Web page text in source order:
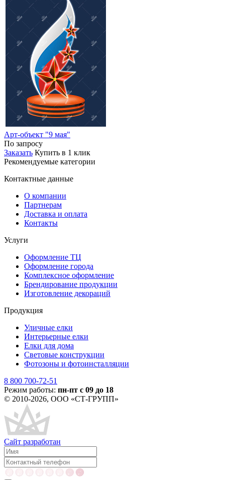
Арт-объект "9 мая"
По запросу
Заказать Купить в 1 клик
Рекомендуемые категории
Контактные данные
О компании
Партнерам
Доставка и оплата
Контакты
Услуги
Оформление ТЦ
Оформление города
Комплексное оформление
Брендирование продукции
Изготовление декораций
Продукция
Уличные елки
Интерьерные елки
Елки для дома
Световые конструкции
Фотозоны и фотоинсталляции
8 800 700-72-51
Режим работы: пн-пт с 09 до 18
© 2010-2026, ООО «СТ-ГРУПП»
Сайт разработан